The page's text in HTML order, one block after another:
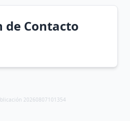
Contacto
20260807101354